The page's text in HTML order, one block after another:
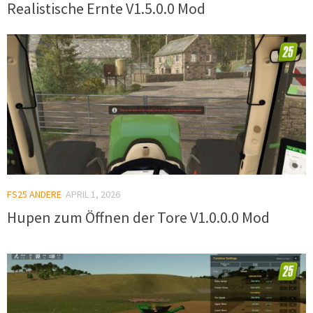
Realistische Ernte V1.5.0.0 Mod
FS25 ANDERE APRIL 1, 2026
Hupen zum Öffnen der Tore V1.0.0.0 Mod